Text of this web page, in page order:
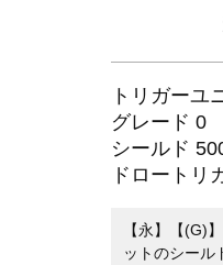
トリガーユ
グレード 0
シールド
ドロートリ
【永】【(G)
ットのシール